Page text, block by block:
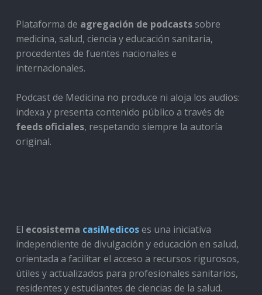
Plataforma de agregación de podcastssobre
medicina, salud, ciencia y educación sanitaria,
procedentes de fuentes nacionales e
internacionales.
Podcast de Medicina no produce ni aloja los audios:
indexa y presenta contenido público a través de
feeds oficiales, respetando siempre la autoría
original.
El ecosistema casiMedicoses una iniciativa
independiente de divulgación y educación en salud,
orientada a facilitar el acceso a recursos rigurosos,
útiles y actualizados para profesionales sanitarios,
residentes y estudiantes de ciencias de la salud.